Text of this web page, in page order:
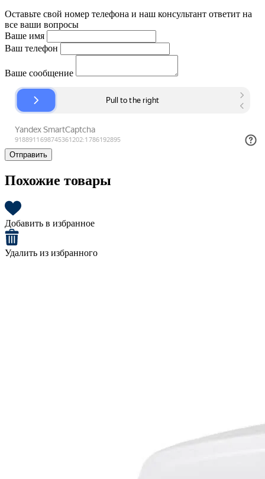
Оставьте свой номер телефона и наш консультант ответит на
все ваши вопросы
Ваше имя
Ваш телефон
Ваше сообщение
Отправить
Похожие товары
Добавить в избранное
Удалить из избранного